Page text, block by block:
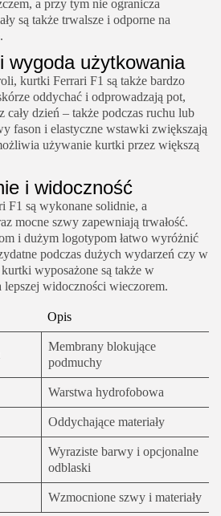
a przy tym nie ogranicza
są także trwalsze i odporne na
wygoda użytkowania
kurtki Ferrari F1 są także bardzo
oddychać i odprowadzają pot,
cały dzień – także podczas ruchu lub
fason i elastyczne wstawki zwiększają
używanie kurtki przez większą
i widoczność
są wykonane solidnie, a
mocne szwy zapewniają trwałość.
i dużym logotypom łatwo wyróżnić
podczas dużych wydarzeń czy w
wyposażone są także w
widoczności wieczorem.
Opis
Membrany blokujące
podmuchy
Warstwa hydrofobowa
Oddychające materiały
Wyraziste barwy i opcjonalne
odblaski
Wzmocnione szwy i materiały